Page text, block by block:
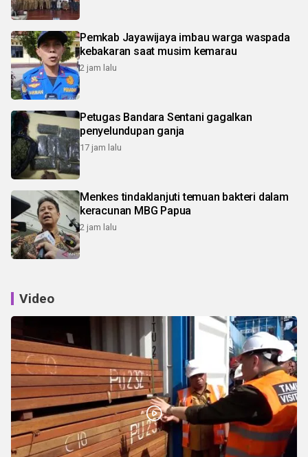
Pemkab Jayawijaya imbau warga waspada
kebakaran saat musim kemarau
2 jam lalu
Petugas Bandara Sentani gagalkan
penyelundupan ganja
17 jam lalu
Menkes tindaklanjuti temuan bakteri dalam
keracunan MBG Papua
2 jam lalu
Video